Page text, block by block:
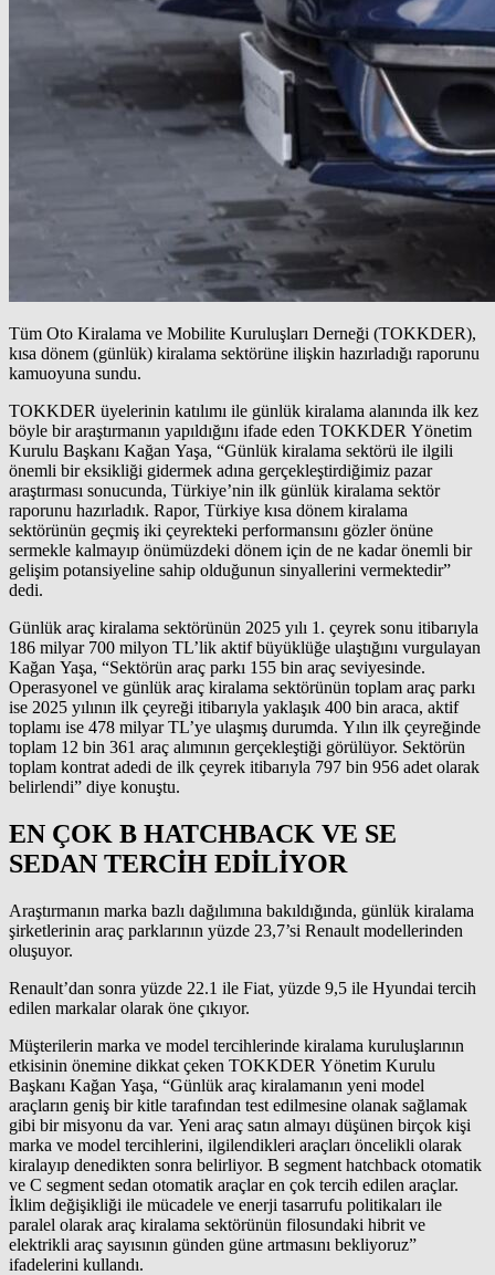
Tüm Oto Kiralama ve Mobilite Kuruluşları Derneği (TOKKDER),
kısa dönem (günlük) kiralama sektörüne ilişkin hazırladığı raporunu
kamuoyuna sundu.
TOKKDER üyelerinin katılımı ile günlük kiralama alanında ilk kez
böyle bir araştırmanın yapıldığını ifade eden TOKKDER Yönetim
Kurulu Başkanı Kağan Yaşa, “Günlük kiralama sektörü ile ilgili
önemli bir eksikliği gidermek adına gerçekleştirdiğimiz pazar
araştırması sonucunda, Türkiye’nin ilk günlük kiralama sektör
raporunu hazırladık. Rapor, Türkiye kısa dönem kiralama
sektörünün geçmiş iki çeyrekteki performansını gözler önüne
sermekle kalmayıp önümüzdeki dönem için de ne kadar önemli bir
gelişim potansiyeline sahip olduğunun sinyallerini vermektedir”
dedi.
Günlük araç kiralama sektörünün 2025 yılı 1. çeyrek sonu itibarıyla
186 milyar 700 milyon TL’lik aktif büyüklüğe ulaştığını vurgulayan
Kağan Yaşa, “Sektörün araç parkı 155 bin araç seviyesinde.
Operasyonel ve günlük araç kiralama sektörünün toplam araç parkı
ise 2025 yılının ilk çeyreği itibarıyla yaklaşık 400 bin araca, aktif
toplamı ise 478 milyar TL’ye ulaşmış durumda. Yılın ilk çeyreğinde
toplam 12 bin 361 araç alımının gerçekleştiği görülüyor. Sektörün
toplam kontrat adedi de ilk çeyrek itibarıyla 797 bin 956 adet olarak
belirlendi” diye konuştu.
EN ÇOK B HATCHBACK VE SE
SEDAN TERCİH EDİLİYOR
Araştırmanın marka bazlı dağılımına bakıldığında, günlük kiralama
şirketlerinin araç parklarının yüzde 23,7’si Renault modellerinden
oluşuyor.
Renault’dan sonra yüzde 22.1 ile Fiat, yüzde 9,5 ile Hyundai tercih
edilen markalar olarak öne çıkıyor.
Müşterilerin marka ve model tercihlerinde kiralama kuruluşlarının
etkisinin önemine dikkat çeken TOKKDER Yönetim Kurulu
Başkanı Kağan Yaşa, “Günlük araç kiralamanın yeni model
araçların geniş bir kitle tarafından test edilmesine olanak sağlamak
gibi bir misyonu da var. Yeni araç satın almayı düşünen birçok kişi
marka ve model tercihlerini, ilgilendikleri araçları öncelikli olarak
kiralayıp denedikten sonra belirliyor. B segment hatchback otomatik
ve C segment sedan otomatik araçlar en çok tercih edilen araçlar.
İklim değişikliği ile mücadele ve enerji tasarrufu politikaları ile
paralel olarak araç kiralama sektörünün filosundaki hibrit ve
elektrikli araç sayısının günden güne artmasını bekliyoruz”
ifadelerini kullandı.